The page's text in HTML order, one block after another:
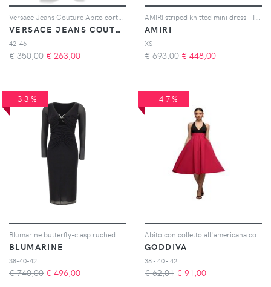
VERSACE JEANS COUTURE
42-46
€ 350,00 € 263,00
AMIRI striped knitted mini dress - Toni neutri
AMIRI
XS
€ 693,00 € 448,00
-33%
BLUMARINE
38-40-42
€ 740,00 € 496,00
--47%
GODDIVA
38 - 40 - 42
€ 62,01 € 91,00